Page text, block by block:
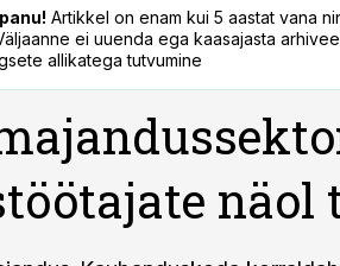
Artikkel on enam kui 5 aastat vana
ei uuenda ega kaasajasta
allikatega tutvumine
näol